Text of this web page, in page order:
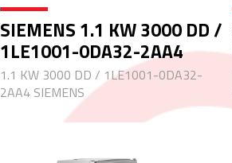
SIEMENS 1.1 KW 3000 DD /
1LE1001-0DA32-2AA4
1.1 KW 3000 DD / 1LE1001-0DA32-
2AA4 SIEMENS